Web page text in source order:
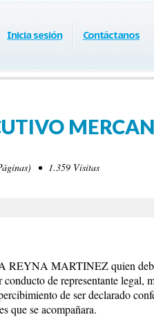
Inicia sesión Contáctanos
• 1.359 Visitas
REYNA MARTINEZ quien
de representante legal,
de ser declarado
que se acompañara.